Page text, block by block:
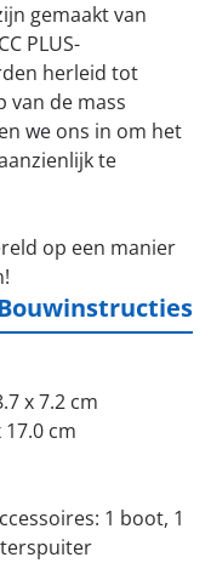
gemaakt van
PLUS-
herleid tot
van de mass
we ons in om het
te
op een manier
x 7.2 cm
17.0 cm
1 boot, 1